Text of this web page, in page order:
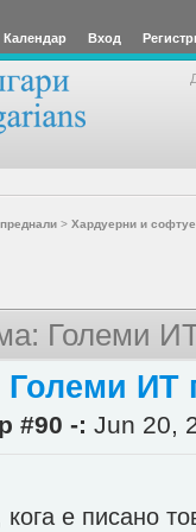
Календар Вход
> Хардуерни и
Големи
Големи ИТ
#90 -: Jun 20,
кога е писано